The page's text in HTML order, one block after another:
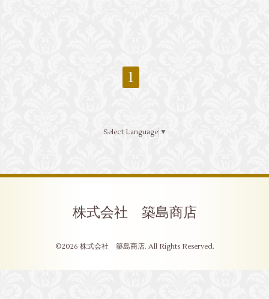
1
Select Language ▼
株式会社 築島商店
©2026 株式会社 築島商店. All Rights Reserved.